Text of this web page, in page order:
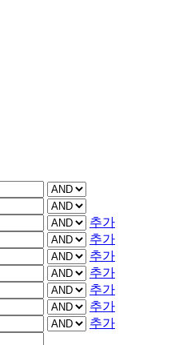
추가
추가
추가
추가
추가
추가
추가